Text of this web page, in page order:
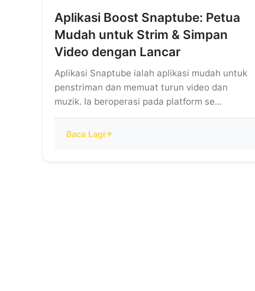
Aplikasi Boost Snaptube: Petua
Mudah untuk Strim & Simpan
Video dengan Lancar
Aplikasi Snaptube ialah aplikasi mudah untuk
penstriman dan memuat turun video dan
muzik. Ia beroperasi pada platform se...
Baca Lagi